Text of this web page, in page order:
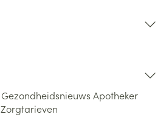
Gezondheidsnieuws Apotheker
Zorgtarieven